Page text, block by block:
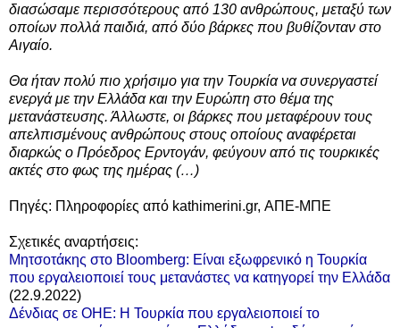
διασώσαμε περισσότερους από 130 ανθρώπους, μεταξύ των
οποίων πολλά παιδιά, από δύο βάρκες που βυθίζονταν στο
Αιγαίο.
Θα ήταν πολύ πιο χρήσιμο για την Τουρκία να συνεργαστεί
ενεργά με την Ελλάδα και την Ευρώπη στο θέμα της
μετανάστευσης. Άλλωστε, οι βάρκες που μεταφέρουν τους
απελπισμένους ανθρώπους στους οποίους αναφέρεται
διαρκώς ο Πρόεδρος Ερντογάν, φεύγουν από τις τουρκικές
ακτές στο φως της ημέρας (…)
Πηγές: Πληροφορίες από kathimerini.gr, ΑΠΕ-ΜΠΕ
Σχετικές αναρτήσεις:
Μητσοτάκης στο Bloomberg: Είναι εξωφρενικό η Τουρκία
που εργαλειοποιεί τους μετανάστες να κατηγορεί την Ελλάδα
(22.9.2022)
Δένδιας σε ΟΗΕ: Η Τουρκία που εργαλειοποιεί το